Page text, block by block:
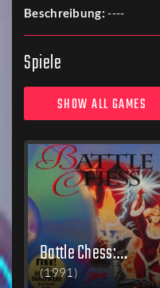
Beschreibung:----
Spiele
Battle Chess: Enhanced CD-ROM
(1991)